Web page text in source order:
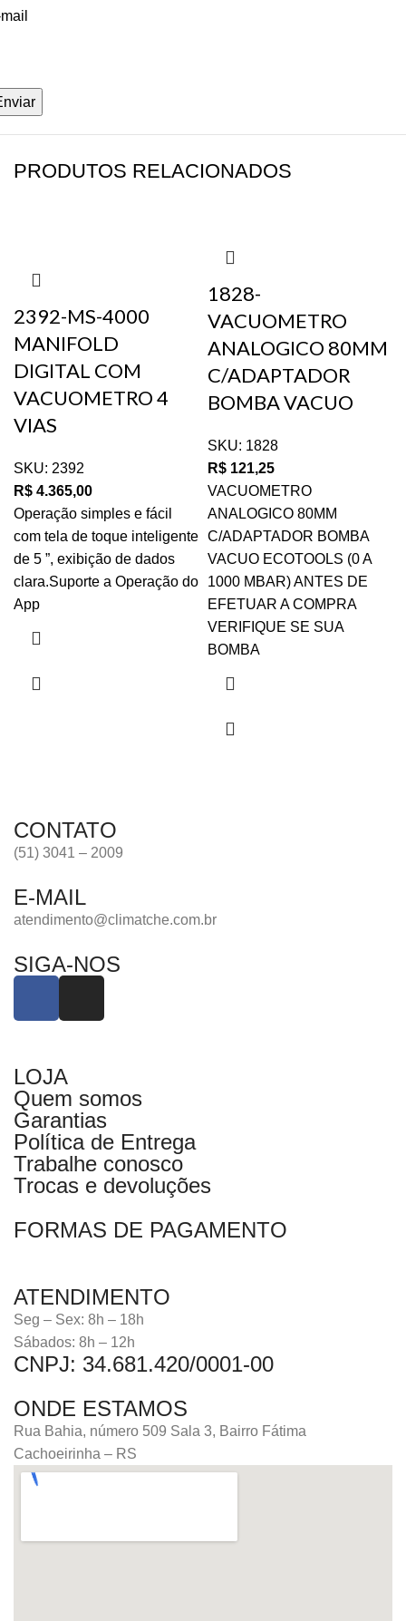
PRODUTOS RELACIONADOS
2392-MS-4000
MANIFOLD
DIGITAL COM
VACUOMETRO 4
VIAS
SKU: 2392
R$ 4.365,00
Operação simples e fácil
com tela de toque inteligente
de 5 ”, exibição de dados
clara.Suporte a Operação do
App
1828-
VACUOMETRO
ANALOGICO 80MM
C/ADAPTADOR
BOMBA VACUO
SKU: 1828
R$ 121,25
VACUOMETRO
ANALOGICO 80MM
C/ADAPTADOR BOMBA
VACUO ECOTOOLS (0 A
1000 MBAR) ANTES DE
EFETUAR A COMPRA
VERIFIQUE SE SUA
BOMBA
CONTATO
(51) 3041 – 2009
E-MAIL
atendimento@climatche.com.br
SIGA-NOS
LOJA
Quem somos
Garantias
Política de Entrega
Trabalhe conosco
Trocas e devoluções
FORMAS DE PAGAMENTO
ATENDIMENTO
Seg – Sex: 8h – 18h
Sábados: 8h – 12h
CNPJ: 34.681.420/0001-00
ONDE ESTAMOS
Rua Bahia, número 509 Sala 3, Bairro Fátima
Cachoeirinha – RS